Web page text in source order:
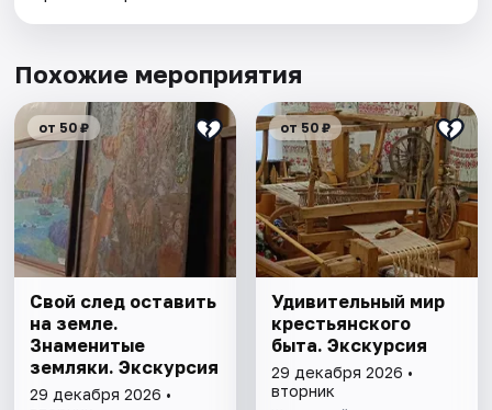
Похожие мероприятия
от 50 ₽
Свой след оставить
на земле.
Знаменитые
земляки. Экскурсия
29 декабря 2026 •
от 50 ₽
Удивительный мир
крестьянского
быта. Экскурсия
29 декабря 2026 •
вторник